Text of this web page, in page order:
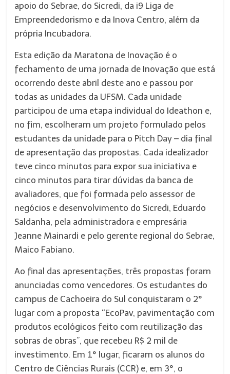
apoio do Sebrae, do Sicredi, da i9 Liga de
Empreendedorismo e da Inova Centro, além da
própria Incubadora.
Esta edição da Maratona de Inovação é o
fechamento de uma jornada de Inovação que está
ocorrendo deste abril deste ano e passou por
todas as unidades da UFSM. Cada unidade
participou de uma etapa individual do Ideathon e,
no fim, escolheram um projeto formulado pelos
estudantes da unidade para o Pitch Day – dia final
de apresentação das propostas. Cada idealizador
teve cinco minutos para expor sua iniciativa e
cinco minutos para tirar dúvidas da banca de
avaliadores, que foi formada pelo assessor de
negócios e desenvolvimento do Sicredi, Eduardo
Saldanha, pela administradora e empresária
Jeanne Mainardi e pelo gerente regional do Sebrae,
Maico Fabiano.
Ao final das apresentações, três propostas foram
anunciadas como vencedores. Os estudantes do
campus de Cachoeira do Sul conquistaram o 2°
lugar com a proposta “EcoPav, pavimentação com
produtos ecológicos feito com reutilização das
sobras de obras”, que recebeu R$ 2 mil de
investimento. Em 1° lugar, ficaram os alunos do
Centro de Ciências Rurais (CCR) e, em 3°, o